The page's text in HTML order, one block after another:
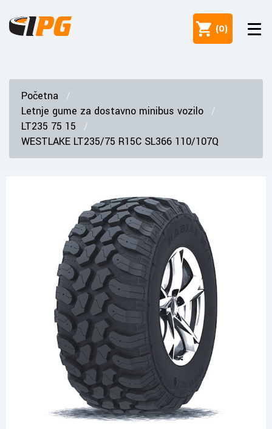
(0)
Početna
Letnje gume za dostavno minibus vozilo
LT235 75 15
WESTLAKE LT235/75 R15C SL366 110/107Q